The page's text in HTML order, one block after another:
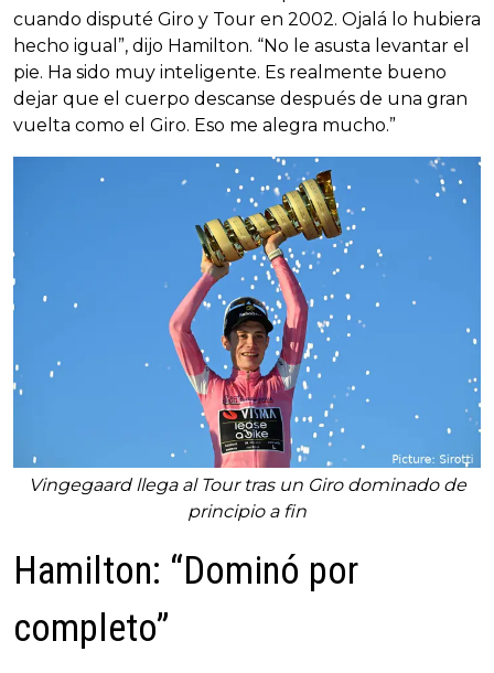
cuando disputé Giro y Tour en 2002. Ojalá lo hubiera
hecho igual”, dijo Hamilton. “No le asusta levantar el
pie. Ha sido muy inteligente. Es realmente bueno
dejar que el cuerpo descanse después de una gran
vuelta como el Giro. Eso me alegra mucho.”
Vingegaard llega al Tour tras un Giro dominado de
principio a fin
Hamilton: “Dominó por
completo”